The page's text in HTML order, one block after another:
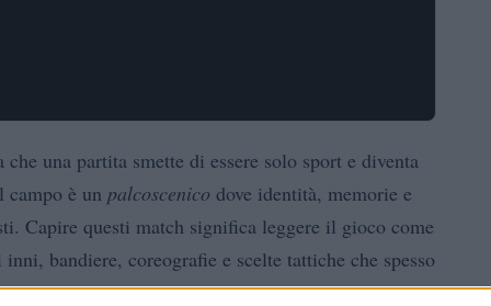
una partita smette di essere solo sport e diventa
è un palcoscenico dove identità, memorie e
Capire questi match significa leggere il gioco come
bandiere, coreografie e scelte tattiche che spesso